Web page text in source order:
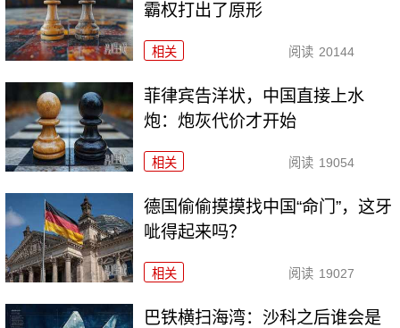
霸权打出了原形
相关 阅读 20144
菲律宾告洋状，中国直接上水
炮：炮灰代价才开始
相关 阅读 19054
德国偷偷摸摸找中国“命门”，这牙
呲得起来吗？
相关 阅读 19027
巴铁横扫海湾：沙科之后谁会是